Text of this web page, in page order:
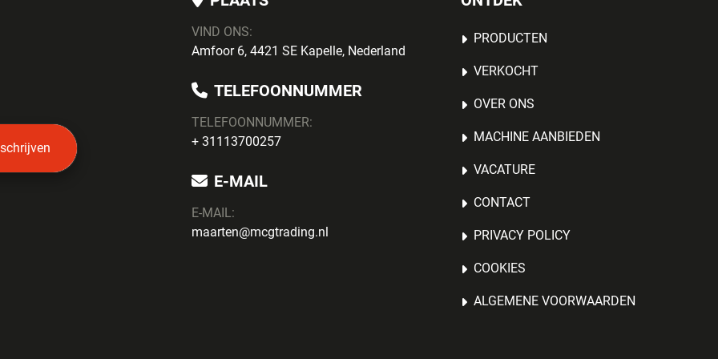
VIND ONS:
Amfoor 6, 4421 SE Kapelle, Nederland
TELEFOONNUMMER
TELEFOONNUMMER:
+ 31113700257
E-MAIL
E-MAIL:
maarten@mcgtrading.nl
PRODUCTEN
VERKOCHT
OVER ONS
MACHINE AANBIEDEN
VACATURE
CONTACT
PRIVACY POLICY
COOKIES
ALGEMENE VOORWAARDEN